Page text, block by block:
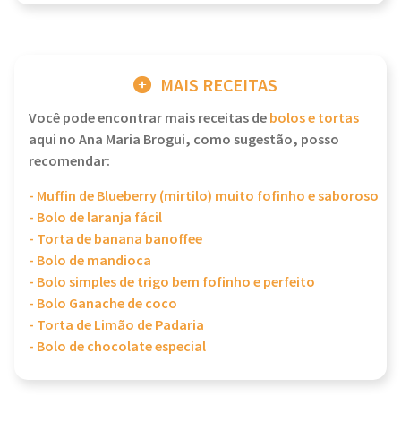
MAIS RECEITAS
Você pode encontrar mais receitas debolos e tortas
aqui no Ana Maria Brogui, como sugestão, posso
recomendar:
- Muffin de Blueberry (mirtilo) muito fofinho e saboroso
- Bolo de laranja fácil
- Torta de banana banoffee
- Bolo de mandioca
- Bolo simples de trigo bem fofinho e perfeito
- Bolo Ganache de coco
- Torta de Limão de Padaria
- Bolo de chocolate especial